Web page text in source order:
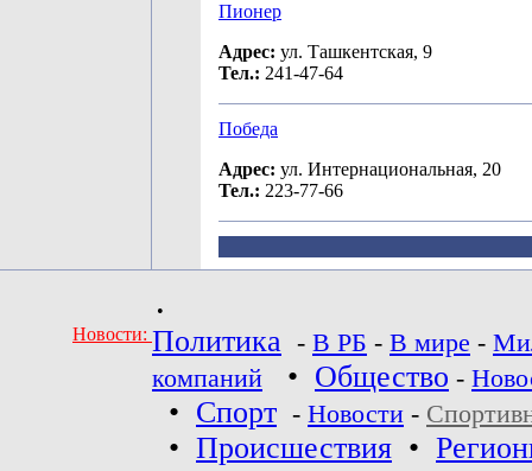
Пионер
Адрес: ул. Ташкентская, 9
Тел.: 241-47-64
Победа
Адрес: ул. Интернациональная, 20
Тел.: 223-77-66
•
Новости: Политика - В РБ - В мире -
компаний
• Общество -
• Спорт - Новости -
• Происшествия •